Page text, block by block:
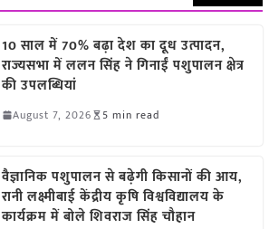
10 साल में 70% बढ़ा देश का दूध उत्पादन,
राज्यसभा में ललन सिंह ने गिनाईं पशुपालन क्षेत्र
की उपलब्धियां
August 7, 2026 5 min read
वैज्ञानिक पशुपालन से बढ़ेगी किसानों की आय,
रानी लक्ष्मीबाई केंद्रीय कृषि विश्वविद्यालय के
कार्यक्रम में बोले शिवराज सिंह चौहान